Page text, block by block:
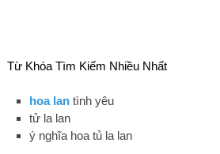
Từ Khóa Tìm Kiếm Nhiều Nhất
hoa lan tình yêu
tử la lan
ý nghĩa hoa tủ la lan